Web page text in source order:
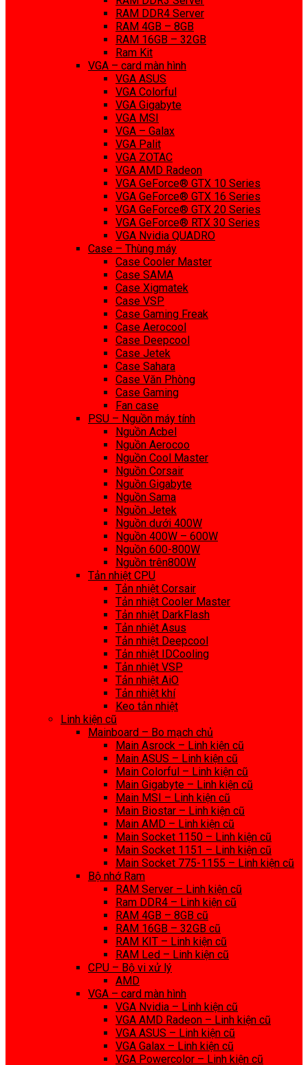
RAM DDR4 Server
RAM 4GB – 8GB
RAM 16GB – 32GB
Ram Kit
VGA – card màn hình
VGA ASUS
VGA Colorful
VGA Gigabyte
VGA MSI
VGA – Galax
VGA Palit
VGA ZOTAC
VGA AMD Radeon
VGA GeForce® GTX 10 Series
VGA GeForce® GTX 16 Series
VGA GeForce® GTX 20 Series
VGA GeForce® RTX 30 Series
VGA Nvidia QUADRO
Case – Thùng máy
Case Cooler Master
Case SAMA
Case Xigmatek
Case VSP
Case Gaming Freak
Case Aerocool
Case Deepcool
Case Jetek
Case Sahara
Case Văn Phòng
Case Gaming
Fan case
PSU – Nguồn máy tính
Nguồn Acbel
Nguồn Aerocoo
Nguồn Cool Master
Nguồn Corsair
Nguồn Gigabyte
Nguồn Sama
Nguồn Jetek
Nguồn dưới 400W
Nguồn 400W – 600W
Nguồn 600-800W
Nguồn trên800W
Tản nhiệt CPU
Tản nhiệt Corsair
Tản nhiệt Cooler Master
Tản nhiệt DarkFlash
Tản nhiệt Asus
Tản nhiệt Deepcool
Tản nhiệt IDCooling
Tản nhiệt VSP
Tản nhiệt AiO
Tản nhiệt khí
Keo tản nhiệt
Linh kiện cũ
Mainboard – Bo mạch chủ
Main Asrock – Linh kiện cũ
Main ASUS – Linh kiện cũ
Main Colorful – Linh kiện cũ
Main Gigabyte – Linh kiện cũ
Main MSI – Linh kiện cũ
Main Biostar – Linh kiện cũ
Main AMD – Linh kiện cũ
Main Socket 1150 – Linh kiện cũ
Main Socket 1151 – Linh kiện cũ
Main Socket 775-1155 – Linh kiện cũ
Bộ nhớ Ram
RAM Server – Linh kiện cũ
Ram DDR4 – Linh kiện cũ
RAM 4GB – 8GB cũ
RAM 16GB – 32GB cũ
RAM KIT – Linh kiện cũ
RAM Led – Linh kiện cũ
CPU – Bộ vi xử lý
AMD
VGA – card màn hình
VGA Nvidia – Linh kiện cũ
VGA AMD Radeon – Linh kiện cũ
VGA ASUS – Linh kiện cũ
VGA Galax – Linh kiện cũ
VGA Powercolor – Linh kiện cũ